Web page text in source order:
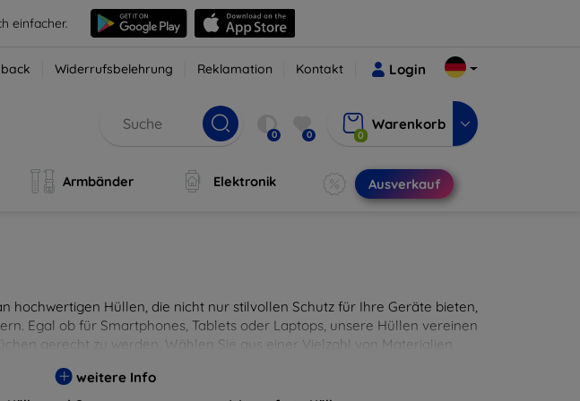
einfacher.
Widerrufsbelehrung Reklamation Kontakt Login
0 0 0
Warenkorb
Armbänder Elektronik Ausverkauf
hochwertigen Hüllen, die nicht nur stilvollen Schutz für Ihre Geräte bieten,
Egal ob für Smartphones, Tablets oder Laptops, unsere Hüllen vereinen
gerecht zu werden. Wählen Sie aus einer Vielzahl von Materialien
weitere Info